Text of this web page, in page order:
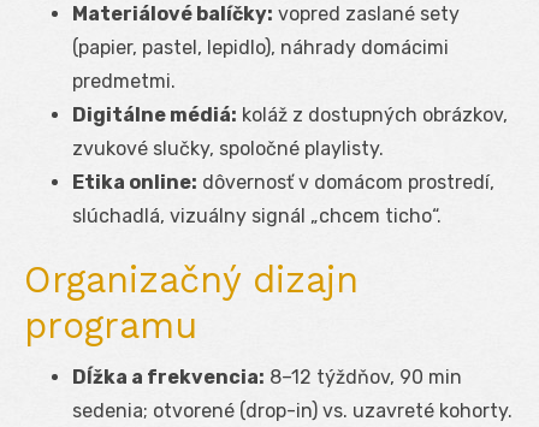
Materiálové balíčky: vopred zaslané sety
(papier, pastel, lepidlo), náhrady domácimi
predmetmi.
Digitálne médiá: koláž z dostupných obrázkov,
zvukové slučky, spoločné playlisty.
Etika online: dôvernosť v domácom prostredí,
slúchadlá, vizuálny signál „chcem ticho“.
Organizačný dizajn
programu
Dĺžka a frekvencia: 8–12 týždňov, 90 min
sedenia; otvorené (drop-in) vs. uzavreté kohorty.